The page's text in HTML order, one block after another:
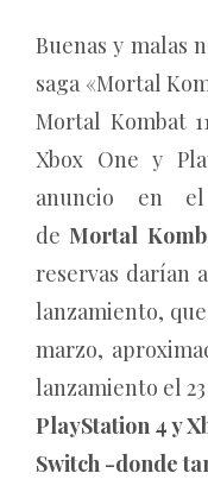
Buenas y malas
saga «Mortal
Mortal Kombat
Xbox One y
anuncio en
de Mortal
reservas darían
lanzamiento,
marzo,
lanzamiento el
PlayStation 4 y
Switch -donde